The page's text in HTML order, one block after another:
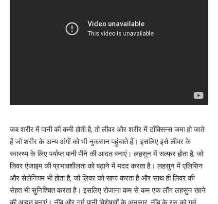
जब शरीर में पानी की कमी होती है, तो लीवर और शरीर में टॉक्सिन्स जमा हो जाते
हैं जो शरीर के अन्य अंगों को भी नुकसान पहुंचाते हैं। इसलिए इसे लीवर के
स्वास्थ्य के लिए पर्याप्त पानी पीने की आदत बनाएं। लहसुन में सल्फर होता है, जो
लिवर एंजाइम की प्रभावशीलता को बढ़ाने में मदद करता है। लहसुन में एलिसिन
और सेलेनियम भी होता है, जो लिवर को साफ करता है और साथ ही लिवर की
सेहत भी सुनिश्चित करता है। इसलिए रोजाना कम से कम एक लौंग लहसुन खाने